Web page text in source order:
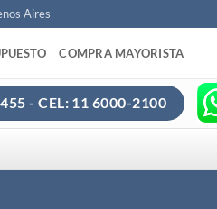
Aires
COMPRA MAYORISTA
- CEL: 11 6000-2100